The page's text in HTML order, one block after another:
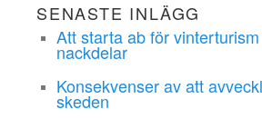
SENASTE INLÄGG
Att starta ab för
nackdelar
Konsekvenser av att
skeden